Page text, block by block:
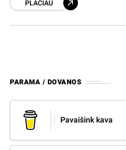
bus atsakingas už mūsų
PLAČIAU
PARAMA / DOVANOS
Pavaišink kava